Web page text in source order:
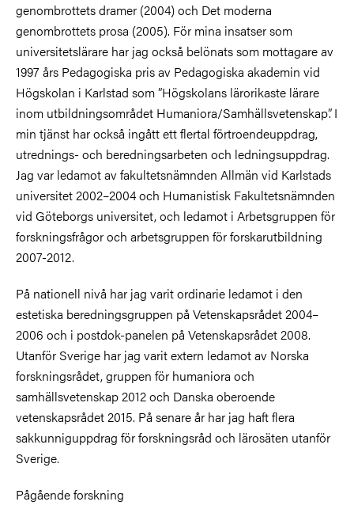
genombrottets dramer (2004) och Det moderna
genombrottets prosa (2005). För mina insatser som
universitetslärare har jag också belönats som mottagare av
1997 års Pedagogiska pris av Pedagogiska akademin vid
Högskolan i Karlstad som ”Högskolans lärorikaste lärare
inom utbildningsområdet Humaniora/Samhällsvetenskap”. I
min tjänst har också ingått ett flertal förtroendeuppdrag,
utrednings- och beredningsarbeten och ledningsuppdrag.
Jag var ledamot av fakultetsnämnden Allmän vid Karlstads
universitet 2002–2004 och Humanistisk Fakultetsnämnden
vid Göteborgs universitet, och ledamot i Arbetsgruppen för
forskningsfrågor och arbetsgruppen för forskarutbildning
2007-2012.
På nationell nivå har jag varit ordinarie ledamot i den
estetiska beredningsgruppen på Vetenskapsrådet 2004–
2006 och i postdok-panelen på Vetenskapsrådet 2008.
Utanför Sverige har jag varit extern ledamot av Norska
forskningsrådet, gruppen för humaniora och
samhällsvetenskap 2012 och Danska oberoende
vetenskapsrådet 2015. På senare år har jag haft flera
sakkunniguppdrag för forskningsråd och lärosäten utanför
Sverige.
Pågående forskning